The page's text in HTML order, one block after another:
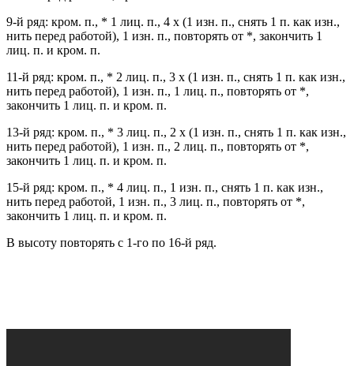
9-й ряд: кром. п., * 1 лиц. п., 4 х (1 изн. п., снять 1 п. как изн.,
нить перед работой), 1 изн. п., повторять от *, закончить 1
лиц. п. и кром. п.
11-й ряд: кром. п., * 2 лиц. п., 3 х (1 изн. п., снять 1 п. как изн.,
нить перед работой), 1 изн. п., 1 лиц. п., повторять от *,
закончить 1 лиц. п. и кром. п.
13-й ряд: кром. п., * 3 лиц. п., 2 х (1 изн. п., снять 1 п. как изн.,
нить перед работой), 1 изн. п., 2 лиц. п., повторять от *,
закончить 1 лиц. п. и кром. п.
15-й ряд: кром. п., * 4 лиц. п., 1 изн. п., снять 1 п. как изн.,
нить перед работой, 1 изн. п., 3 лиц. п., повторять от *,
закончить 1 лиц. п. и кром. п.
В высоту повторять с 1-го по 16-й ряд.